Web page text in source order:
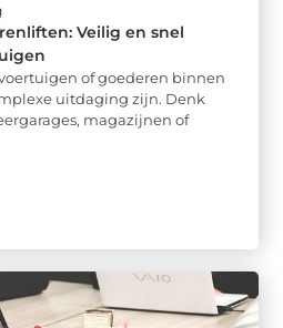
Veilig en snel
of goederen binnen
uitdaging zijn. Denk
magazijnen of